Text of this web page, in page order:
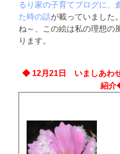
るり家の子育てブログに、
た時の話が載っていました
ね～、この絵は私の理想の
ります。
◆ 12月21日 いましあわ
紹